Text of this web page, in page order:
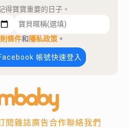
得寶寶重要的日子。
條件和隱私政策 。
帳號快速登入
閱雜誌廣告合作聯絡我們